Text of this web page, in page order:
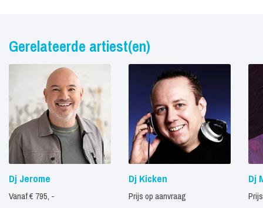
Gerelateerde artiest(en)
Dj Jerome
Vanaf € 795, -
Dj Kicken
Prijs op aanvraag
Dj